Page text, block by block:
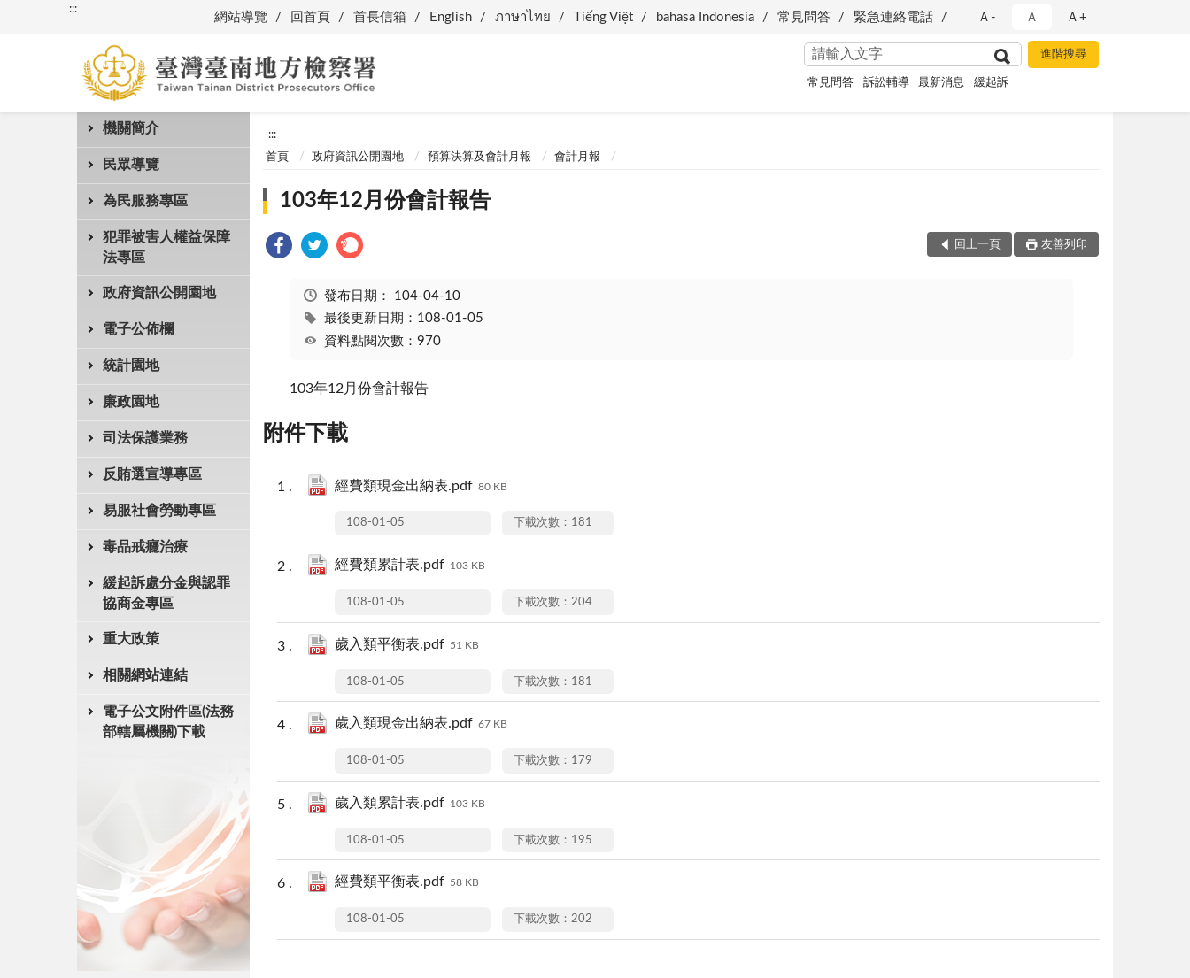
:::
網站導覽 回首頁 首長信箱 English ภาษาไทย Tiếng Việt bahasa Indonesia 常見問答 緊急連絡電話 Ａ- Ａ Ａ+
常見問答 訴訟輔導 最新消息 緩起訴
機關簡介
民眾導覽
為民服務專區
犯罪被害人權益保障
法專區
政府資訊公開園地
電子公佈欄
統計園地
廉政園地
司法保護業務
反賄選宣導專區
易服社會勞動專區
毒品戒癮治療
緩起訴處分金與認罪
協商金專區
重大政策
相關網站連結
電子公文附件區(法務
部轄屬機關)下載
:::
首頁 政府資訊公開園地 預算決算及會計月報 會計月報
103年12月份會計報告
回上一頁 友善列印
發布日期： 104-04-10
最後更新日期：108-01-05
資料點閱次數：970
103年12月份會計報告
附件下載
經費類現金出納表.pdf 80 KB
108-01-05 下載次數：181
經費類累計表.pdf 103 KB
108-01-05 下載次數：204
歲入類平衡表.pdf 51 KB
108-01-05 下載次數：181
歲入類現金出納表.pdf 67 KB
108-01-05 下載次數：179
歲入類累計表.pdf 103 KB
108-01-05 下載次數：195
經費類平衡表.pdf 58 KB
108-01-05 下載次數：202